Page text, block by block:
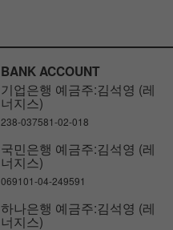
BANK ACCOUNT
기업은행 예금주:김석영 (레
너지스)
238-037581-02-018
국민은행 예금주:김석영 (레
너지스)
069101-04-249591
하나은행 예금주:김석영 (레
너지스)